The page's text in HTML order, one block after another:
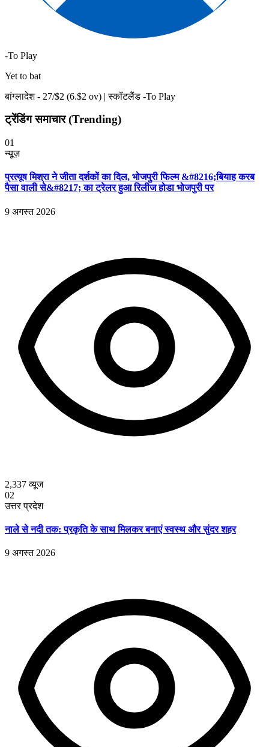
-To Play
Yet to bat
बांग्लादेश - 27/$2 (6.$2 ov) | स्कॉटलैंड -To Play
ट्रेंडिंग समाचार (Trending)
01
न्यूज़
प्रत्यूष मिश्रा ने जीता दर्शकों का दिल, भोजपुरी फिल्म &#8216;बियाह करब
पैसा वाली से&#8217; का ट्रेलर हुआ रिलीज होडा भोजपुरी पर
9 अगस्त 2026
2,337व्यूज
02
उत्तर प्रदेश
नाले से नदी तक: प्रकृति के साथ मिलकर बनाएं स्वस्थ और सुंदर शहर
9 अगस्त 2026